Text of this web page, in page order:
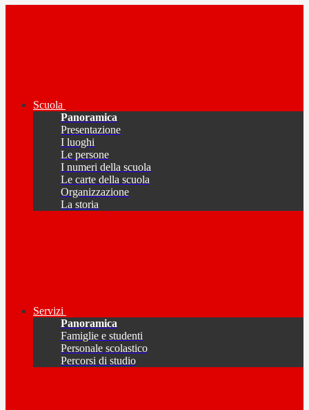
Scuola
Panoramica
Presentazione
I luoghi
Le persone
I numeri della scuola
Le carte della scuola
Organizzazione
La storia
Servizi
Panoramica
Famiglie e studenti
Personale scolastico
Percorsi di studio